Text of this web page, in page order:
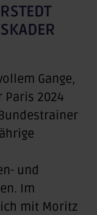
Gange,
2024
und
Im
mit Moritz